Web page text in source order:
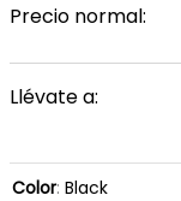
Precio normal:
Llévate a:
Color: Black